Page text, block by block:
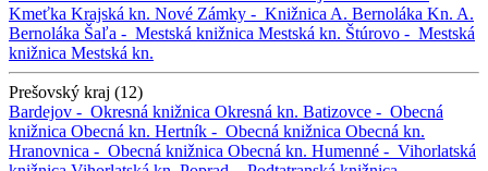
Kmeťka Krajská kn. Nové Zámky - Knižnica A. Bernoláka Kn. A.
Bernoláka Šaľa - Mestská knižnica Mestská kn. Štúrovo - Mestská
knižnica Mestská kn.
Prešovský kraj (12)
Bardejov - Okresná knižnica Okresná kn. Batizovce - Obecná
knižnica Obecná kn. Hertník - Obecná knižnica Obecná kn.
Hranovnica - Obecná knižnica Obecná kn. Humenné - Vihorlatská